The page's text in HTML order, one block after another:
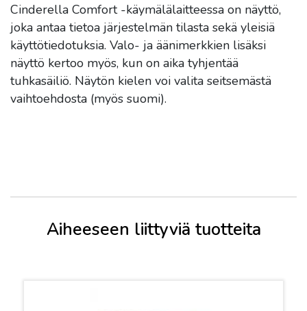
Cinderella Comfort -käymälälaitteessa on näyttö,
joka antaa tietoa järjestelmän tilasta sekä yleisiä
käyttötiedotuksia. Valo- ja äänimerkkien lisäksi
näyttö kertoo myös, kun on aika tyhjentää
tuhkasäiliö. Näytön kielen voi valita seitsemästä
vaihtoehdosta (myös suomi).
Aiheeseen liittyviä tuotteita